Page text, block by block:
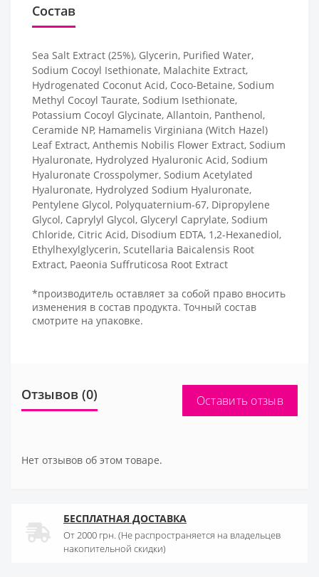
Состав
Sea Salt Extract (25%), Glycerin, Purified Water,
Sodium Cocoyl Isethionate, Malachite Extract,
Hydrogenated Coconut Acid, Coco-Betaine, Sodium
Methyl Cocoyl Taurate, Sodium Isethionate,
Potassium Cocoyl Glycinate, Allantoin, Panthenol,
Ceramide NP, Hamamelis Virginiana (Witch Hazel)
Leaf Extract, Anthemis Nobilis Flower Extract, Sodium
Hyaluronate, Hydrolyzed Hyaluronic Acid, Sodium
Hyaluronate Crosspolymer, Sodium Acetylated
Hyaluronate, Hydrolyzed Sodium Hyaluronate,
Pentylene Glycol, Polyquaternium-67, Dipropylene
Glycol, Caprylyl Glycol, Glyceryl Caprylate, Sodium
Chloride, Citric Acid, Disodium EDTA, 1,2-Hexanediol,
Ethylhexylglycerin, Scutellaria Baicalensis Root
Extract, Paeonia Suffruticosa Root Extract
*производитель оставляет за собой право вносить
изменения в состав продукта. Точный состав
смотрите на упаковке.
Отзывов (0) Оставить отзыв
Нет отзывов об этом товаре.
БЕСПЛАТНАЯ ДОСТАВКА
От 2000 грн. (Не распространяется на владельцев
накопительной скидки)